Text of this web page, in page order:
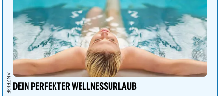
DEIN PERFEKTER WELLNESSURLAUB